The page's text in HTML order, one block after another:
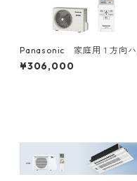
Panasonic 家庭用１方向ハ
ウジングエアコン 6～18畳用
¥306,000